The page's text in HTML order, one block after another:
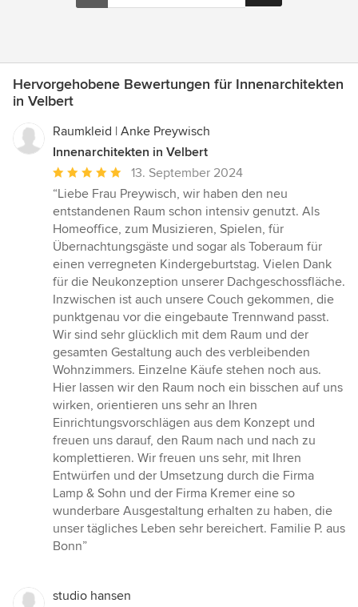
Hervorgehobene Bewertungen für Innenarchitekten
in Velbert
Raumkleid | Anke Preywisch
Innenarchitekten in Velbert
Durchschnittliche
Bewertung:
5
von
5
Sternen
13. September 2024
“Liebe Frau Preywisch, wir haben den neu
entstandenen Raum schon intensiv genutzt. Als
Homeoffice, zum Musizieren, Spielen, für
Übernachtungsgäste und sogar als Toberaum für
einen verregneten Kindergeburtstag. Vielen Dank
für die Neukonzeption unserer Dachgeschossfläche.
Inzwischen ist auch unsere Couch gekommen, die
punktgenau vor die eingebaute Trennwand passt.
Wir sind sehr glücklich mit dem Raum und der
gesamten Gestaltung auch des verbleibenden
Wohnzimmers. Einzelne Käufe stehen noch aus.
Hier lassen wir den Raum noch ein bisschen auf uns
wirken, orientieren uns sehr an Ihren
Einrichtungsvorschlägen aus dem Konzept und
freuen uns darauf, den Raum nach und nach zu
komplettieren. Wir freuen uns sehr, mit Ihren
Entwürfen und der Umsetzung durch die Firma
Lamp & Sohn und der Firma Kremer eine so
wunderbare Ausgestaltung erhalten zu haben, die
unser tägliches Leben sehr bereichert. Familie P. aus
Bonn”
studio hansen